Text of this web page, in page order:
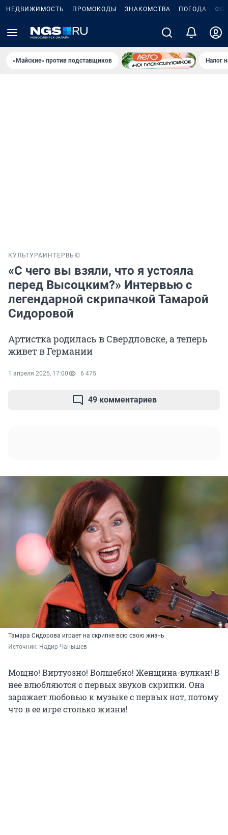
НЕДВИЖИМОСТЬ ПРОМОКОДЫ ЗНАКОМСТВА ПОГОДА
«Майские» против подставщиков Налог
КУЛЬТУРА ИНТЕРВЬЮ
«С чего вы взяли, что я устояла
перед Высоцким?» Интервью с
легендарной скрипачкой Тамарой
Сидоровой
Артистка родилась в Свердловске, а теперь
живет в Германии
1 апреля 2025, 17:00 6 475
49 комментариев
Тамара Сидорова играет на скрипке всю свою жизнь
Источник: Надир Чанышев
Мощно! Виртуозно! Волшебно! Женщина-вулкан! В
нее влюбляются с первых звуков скрипки. Она
заражает любовью к музыке с первых нот, потому
что в ее игре столько жизни!